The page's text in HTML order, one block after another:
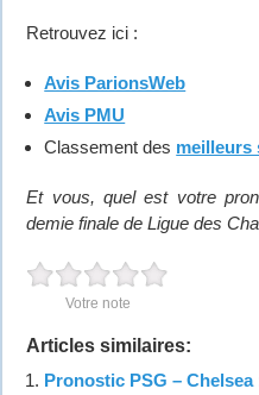
Retrouvez ici :
Avis ParionsWeb
Avis PMU
Classement des meilleurs
Et vous, quel est votre
demie finale de Ligue des
Votre note
Articles similaires:
Pronostic PSG –